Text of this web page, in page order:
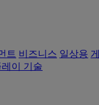
트 비즈니스 일상용
이 기술